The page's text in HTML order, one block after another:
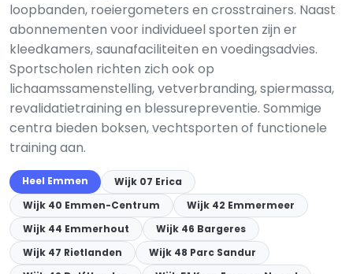
loopbanden, roeiergometers en crosstrainers. Naast
abonnementen voor individueel sporten zijn er
kleedkamers, saunafaciliteiten en voedingsadvies.
Sportscholen richten zich ook op
lichaamssamenstelling, vetverbranding, spiermassa,
revalidatietraining en blessurepreventie. Sommige
centra bieden boksen, vechtsporten of functionele
training aan.
Heel Emmen
Wijk 07 Erica
Wijk 40 Emmen-Centrum
Wijk 42 Emmermeer
Wijk 44 Emmerhout
Wijk 46 Bargeres
Wijk 47 Rietlanden
Wijk 48 Parc Sandur